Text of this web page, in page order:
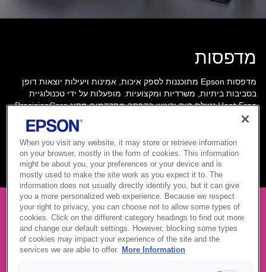
מדפסות
מדפסות Epson מתוכננות לספק איכות, אמינות ויעילות יוצאות דופן
בסביבות ביתיות, משרדיות ומקצועיות. מופעלות על ידי טכנולוגיית
Heat-Free נטולת חום וראשי הדפסה מתקדמים מסוג PrecisionCore,
הן מציעות ביצועים מהירים, צריכת אנרגיה נמוכה ותוצאות חדות באופן
עקבי. בין אם אתם מדפיסים מסמכים, תמונות, מדבקות או חומרים
חזותיים בפורמט רחב, Epson מעניקה לכם את הכלים ליצור בביטחון
ולשמור על זרימת עבודה חלקה.
מגוון המדפסות שלנו
When you visit any website, it may store or retrieve information
on your browser, mostly in the form of cookies. This information
might be about you, your preferences or your device and is
mostly used to make the site work as you expect it to. The
information does not usually directly identify you, but it can give
you a more personalized web experience. Because we respect
your right to privacy, you can choose not to allow some types of
cookies. Click on the different category headings to find out more
and change our default settings. However, blocking some types
of cookies may impact your experience of the site and the
services we are able to offer. More Information